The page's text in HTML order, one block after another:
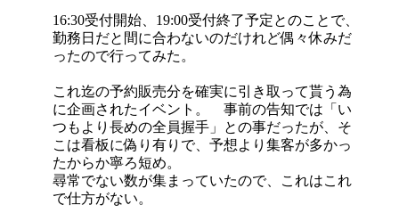
16:30受付開始、19:00受付終了予定とのことで、
勤務日だと間に合わないのだけれど偶々休みだ
ったので行ってみた。
これ迄の予約販売分を確実に引き取って貰う為
に企画されたイベント。 事前の告知では「い
つもより長めの全員握手」との事だったが、そ
こは看板に偽り有りで、予想より集客が多かっ
たからか寧ろ短め。
尋常でない数が集まっていたので、これはこれ
で仕方がない。